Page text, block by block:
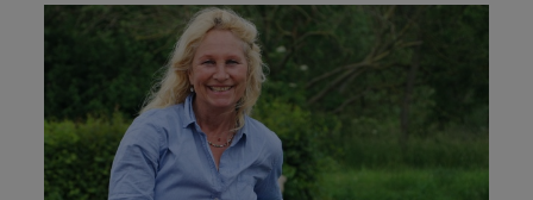
AUF
WEIDEFLÄCHEN
–
EFFEKTIVE
BEKÄMPFUNG
UND
MANAGEMENT